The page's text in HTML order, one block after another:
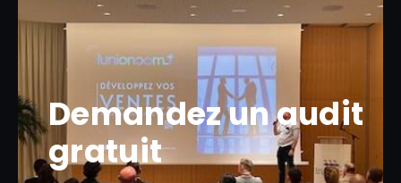
Demandez un audit
gratuit